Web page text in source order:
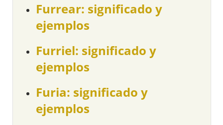
Furrear: significado y
ejemplos
Furriel: significado y
ejemplos
Furia: significado y
ejemplos